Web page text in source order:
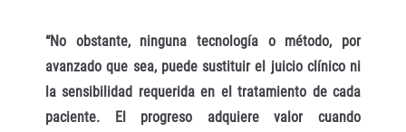
“No obstante, ninguna tecnología o método, por
avanzado que sea, puede sustituir el juicio clínico ni
la sensibilidad requerida en el tratamiento de cada
paciente. El progreso adquiere valor cuando